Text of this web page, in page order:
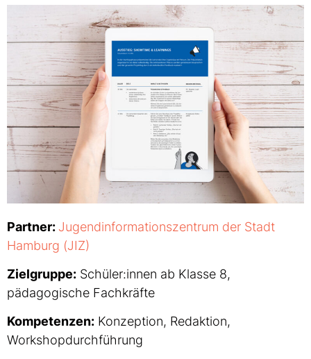
Partner: Jugendinformationszentrum der Stadt
Hamburg (JIZ)
Zielgruppe: Schüler:innen ab Klasse 8,
pädagogische Fachkräfte
Kompetenzen: Konzeption, Redaktion,
Workshopdurchführung